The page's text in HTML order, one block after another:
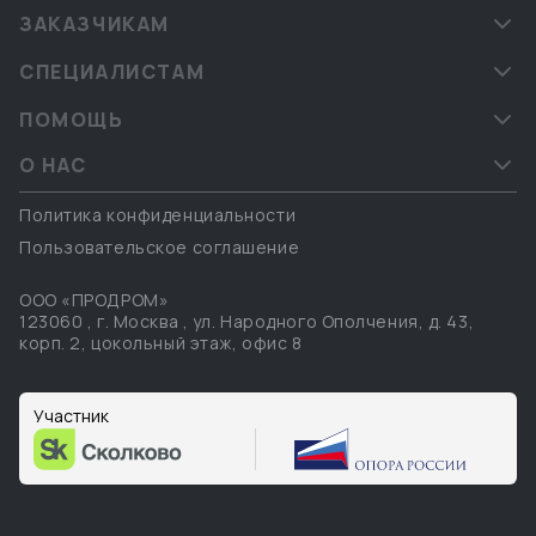
ЗАКАЗЧИКАМ
СПЕЦИАЛИСТАМ
ПОМОЩЬ
О НАС
Политика конфиденциальности
Пользовательское соглашение
ООО «ПРОДРОМ»
123060 , г. Москва , ул. Народного Ополчения, д. 43,
корп. 2, цокольный этаж, офис 8
Участник